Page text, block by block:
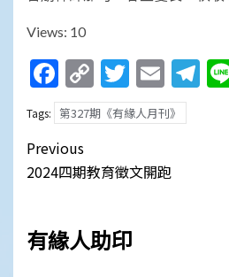
Views: 10
Facebook
Copy
Link
Twitter
Tags: 第327期《有緣人月刊》
Post
navigation
Previous
2024四期教育徵文開跑
有緣人助印